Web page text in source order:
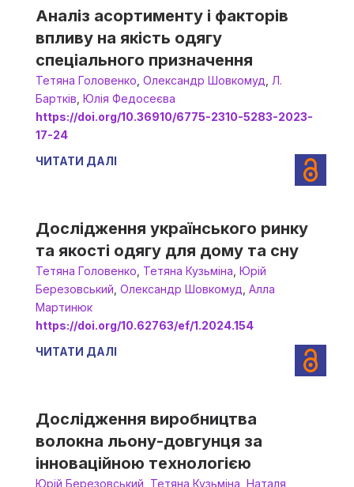
Аналіз асортименту і факторів
впливу на якість одягу
спеціального призначення
Тетяна Головенко Олександр Шовкомуд Л.
Бартків Юлія Федосеєва
https://doi.org/10.36910/6775-2310-5283-2023-
17-24
ЧИТАТИ ДАЛІ
Дослідження українського ринку
та якості одягу для дому та сну
Тетяна Головенко Тетяна Кузьміна Юрій
Березовський Олександр Шовкомуд Алла
Мартинюк
https://doi.org/10.62763/ef/1.2024.154
ЧИТАТИ ДАЛІ
Дослідження виробництва
волокна льону-довгунця за
інноваційною технологією
Юрій Березовський Тетяна Кузьміна Наталя